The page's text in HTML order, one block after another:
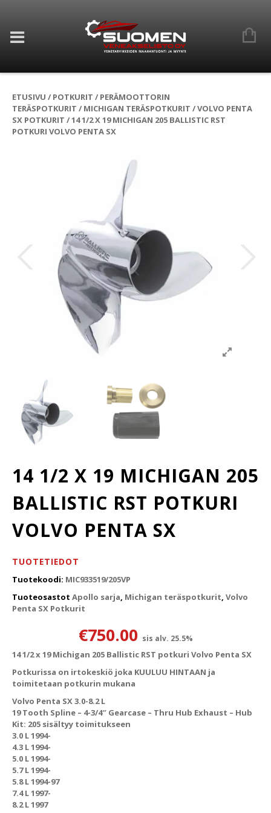
ETUSIVU / POTKURIT / PERÄMOOTTORIN
TERÄSPOTKURIT / MICHIGAN TERÄSPOTKURIT /VOLVO PENTA
SX POTKURIT / 14 1/2 X 19 MICHIGAN 205 BALLISTIC RST
POTKURI VOLVO PENTA SX
14 1/2 X 19 MICHIGAN 205
BALLISTIC RST POTKURI
VOLVO PENTA SX
TUOTETIEDOT
Tuotekoodi: MIC933519/205VP
Tuoteosastot Apollo sarja, Michigan teräspotkurit, Volvo
Penta SX Potkurit
€750.00 sis alv. 25.5%
14 1/2 x 19 Michigan 205 Ballistic RST potkuri Volvo Penta SX
Potkurissa on irtokeskiö joka KUULUU HINTAAN ja
toimitetaan potkurin mukana
Volvo Penta SX 3.0-8.2 L
19 Tooth Spline – 4-3/4″ Gearcase – Thru Hub Exhaust – Hub
Kit: 205 sisältyy toimitukseen
3.0 L 1994-
4.3 L 1994-
5.0 L 1994-
5.7 L 1994-
5.8 L 1994-97
7.4 L 1997-
8.2 L 1997